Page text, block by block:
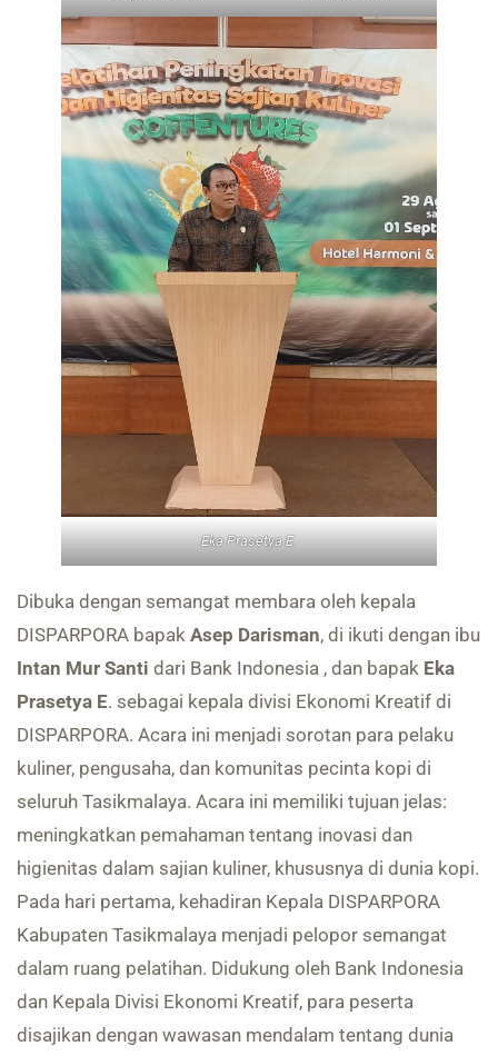
Eka Prasetya E.
Dibuka dengan semangat membara oleh kepala
DISPARPORA bapak Asep Darisman, di ikuti dengan ibu
Intan Mur Santi dari Bank Indonesia , dan bapak Eka
Prasetya E. sebagai kepala divisi Ekonomi Kreatif di
DISPARPORA. Acara ini menjadi sorotan para pelaku
kuliner, pengusaha, dan komunitas pecinta kopi di
seluruh Tasikmalaya. Acara ini memiliki tujuan jelas:
meningkatkan pemahaman tentang inovasi dan
higienitas dalam sajian kuliner, khususnya di dunia kopi.
Pada hari pertama, kehadiran Kepala DISPARPORA
Kabupaten Tasikmalaya menjadi pelopor semangat
dalam ruang pelatihan. Didukung oleh Bank Indonesia
dan Kepala Divisi Ekonomi Kreatif, para peserta
disajikan dengan wawasan mendalam tentang dunia